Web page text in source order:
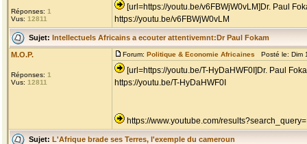
Réponses: 1
Vus: 12811
[url=https://youtu.be/v6FBWjW0vLM]Dr. Paul
https://youtu.be/v6FBWjW0vLM
Sujet: Intellectuels Africains a ecouter attentivemnt:Dr Paul Fokam
M.O.P.
Réponses: 1
Vus: 12811
Forum: Politique & Economie Africaines Posté le: Dim
[url=https://youtu.be/T-HyDaHWF0I]Dr. Paul
https://youtu.be/T-HyDaHWF0I
https://www.youtube.com/
Sujet: L'Afrique brade ses Terres, l'exemple du cameroun